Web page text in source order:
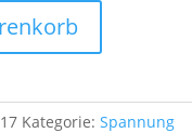
Kategorie:Spannung